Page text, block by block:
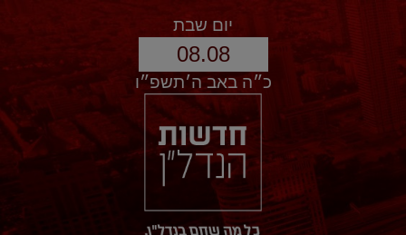
יום שבת
08.08
כ״ה באב ה׳תשפ״ו